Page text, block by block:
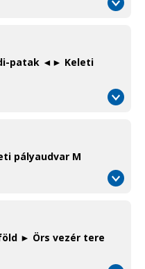
patak ◄► Keleti
pályaudvar M
► Örs vezér tere